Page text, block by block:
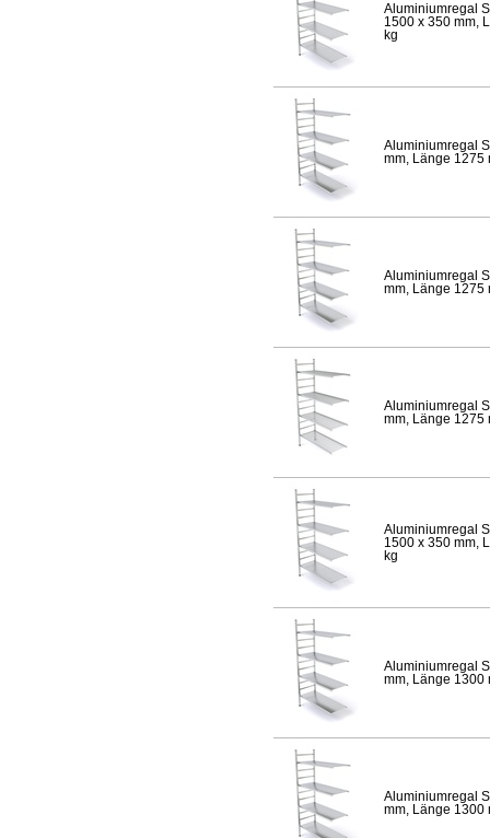
Aluminiumregal
1500 x 350 mm,
kg
Aluminiumregal
mm, Länge 1275
Aluminiumregal
mm, Länge 1275
Aluminiumregal
mm, Länge 1275
Aluminiumregal
1500 x 350 mm,
kg
Aluminiumregal
mm, Länge 1300
Aluminiumregal
mm, Länge 1300